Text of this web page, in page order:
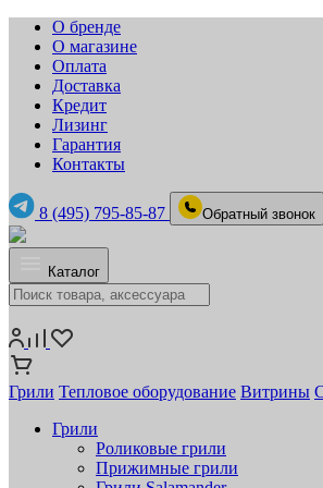
О бренде
О магазине
Оплата
Доставка
Кредит
Лизинг
Гарантия
Контакты
8 (495) 795-85-87 Обратный звонок
Каталог
Грили Тепловое оборудование Витрины
Грили
Роликовые грили
Прижимные грили